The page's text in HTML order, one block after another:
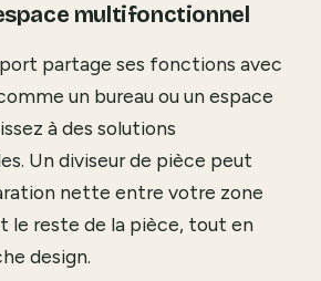
multifonctionnel
partage ses fonctions avec
un bureau ou un espace
à des solutions
Un diviseur de pièce peut
nette entre votre zone
le reste de la pièce, tout en
design.